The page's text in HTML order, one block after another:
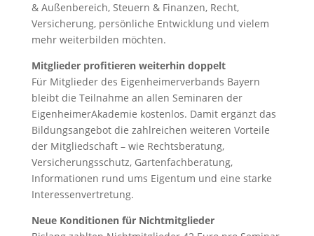
& Außenbereich, Steuern & Finanzen, Recht,
Versicherung, persönliche Entwicklung und vielem
mehr weiterbilden möchten.
Mitglieder profitieren weiterhin doppelt
Für Mitglieder des Eigenheimerverbands Bayern
bleibt die Teilnahme an allen Seminaren der
EigenheimerAkademie kostenlos. Damit ergänzt das
Bildungsangebot die zahlreichen weiteren Vorteile
der Mitgliedschaft – wie Rechtsberatung,
Versicherungsschutz, Gartenfachberatung,
Informationen rund ums Eigentum und eine starke
Interessenvertretung.
Neue Konditionen für Nichtmitglieder